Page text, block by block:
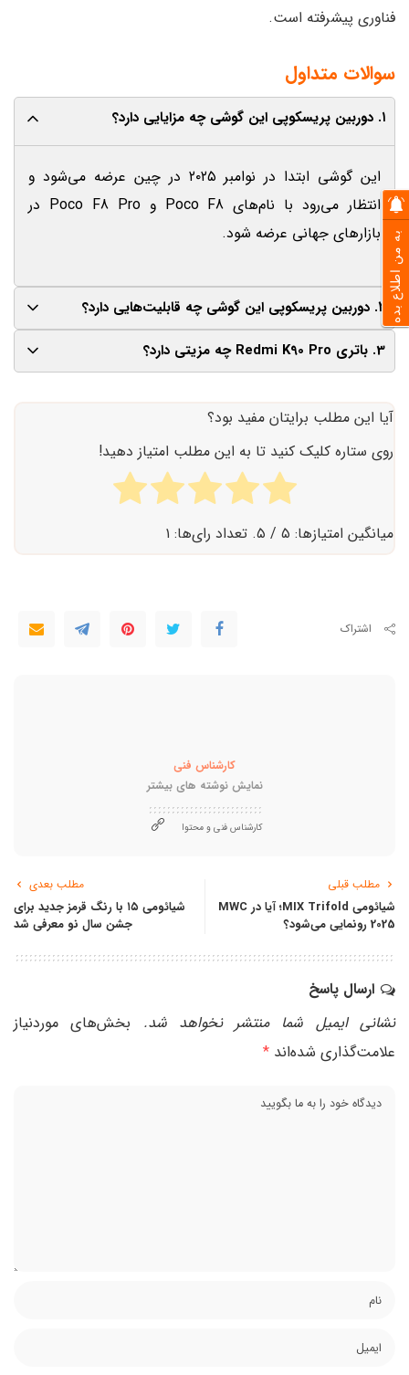
فناوری پیشرفته است.
سوالات متداول
۱. دوربین پریسکوپی این گوشی چه مزایایی دارد؟
این گوشی ابتدا در نوامبر ۲۰۲۵ در چین عرضه می‌شود و
انتظار می‌رود با نام‌های Poco F8 و Poco F8 Pro در
بازارهای جهانی عرضه شود.
۲. دوربین پریسکوپی این گوشی چه قابلیت‌هایی دارد؟
3. باتری Redmi K90 Pro چه مزیتی دارد؟
باتری ۸۰۰۰ میلی‌آمپری این گوشی، یکی از بزرگ‌ترین باتری‌ها
تجربه‌ای بی‌نظیر از ماندگاری و سرعت شارژ ارائه می‌دهد.
آیا این مطلب برایتان مفید بود؟
روی ستاره کلیک کنید تا به این مطلب امتیاز دهید!
میانگین امتیازها: ۵ / ۵. تعداد رای‌ها: ۱
اشتراک
کارشناس فنی
نمایش نوشته های بیشتر
کارشناس فنی و محتوا
مطلب قبلی
شیائومی MIX Trifold؛ آیا در MWC
2025 رونمایی می‌شود؟
مطلب بعدی
شیائومی ۱۵ با رنگ قرمز جدید برای
جشن سال نو معرفی شد
ارسال پاسخ
نشانی ایمیل شما منتشر نخواهد شد.
بخش‌های موردنیاز
علامت‌گذاری شده‌اند *
به من اطلاع بده